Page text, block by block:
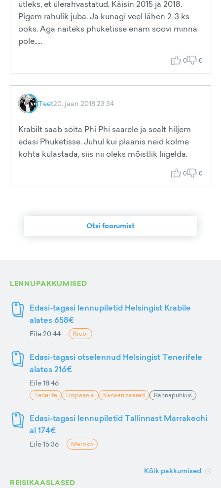
ütleks, et ülerahvastatud. Käisin 2015 ja 2018.
Pigem rahulik juba. Ja kunagi veel lähen 2-3 ks
ööks. Aga näiteks phuketisse enam soovi minna
pole.....
0 0
Teet20. jaan 2018 23:34
Krabilt saab sōita Phi Phi saarele ja sealt hiljem
edasi Phuketisse. Juhul kui plaanis neid kolme
kohta külastada, siis nii oleks mōistlik liigelda.
0 0
Otsi foorumist
LENNUPAKKUMISED
Edasi-tagasi lennupiletid Helsingist Krabile
alates 658€
Eile 20:44 Krabi
Edasi-tagasi otselennud Helsingist Tenerifele
alates 216€
Eile 18:46
Tenerife Hispaania Kanaari saared Rannapuhkus
Edasi-tagasi lennupiletid Tallinnast Marrakechi
al 174€
Eile 15:36 Maroko
Kõik pakkumised
REISIKAASLASED